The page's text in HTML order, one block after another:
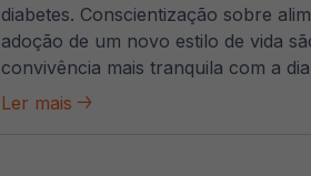
diabetes. Conscientização sobre
adoção de um novo estilo de vida
convivência mais tranquila com a
Ler mais